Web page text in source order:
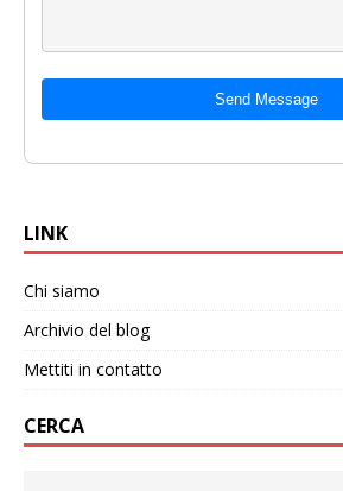
Send Message
LINK
Chi siamo
Archivio del blog
Mettiti in contatto
CERCA